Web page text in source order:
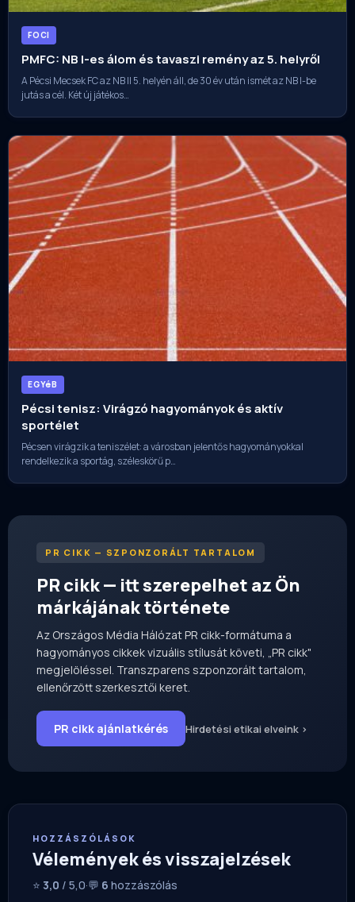
FOCI
PMFC: NB I-es álom és tavaszi remény az 5. helyről
A Pécsi Mecsek FC az NB II 5. helyén áll, de 30 év után ismét az NB I-be
jutás a cél. Két új játékos…
EGYéB
Pécsi tenisz: Virágzó hagyományok és aktív
sportélet
Pécsen virágzik a teniszélet: a városban jelentős hagyományokkal
rendelkezik a sportág, széleskörű p…
PR CIKK — SZPONZORÁLT TARTALOM
PR cikk — itt szerepelhet az Ön
márkájának története
Az Országos Média Hálózat PR cikk-formátuma a
hagyományos cikkek vizuális stílusát követi, „PR cikk"
megjelöléssel. Transzparens szponzorált tartalom,
ellenőrzött szerkesztői keret.
PR cikk ajánlatkérés Hirdetési etikai elveink ›
HOZZÁSZÓLÁSOK
Vélemények és visszajelzések
⭐ 3,0 / 5,0·💬 6 hozzászólás